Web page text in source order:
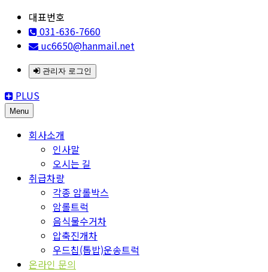
대표번호
031-636-7660
uc6650@hanmail.net
관리자 로그인
PLUS
Menu
회사소개
인사말
오시는 길
취급차량
각종 암롤박스
암롤트럭
음식물수거차
압축진개차
우드칩(톱밥)운송트럭
온라인 문의